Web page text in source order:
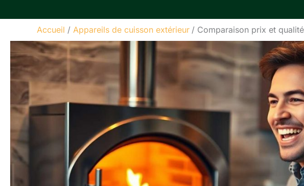
Accueil Appareils de cuisson extérieur Comparaison prix et